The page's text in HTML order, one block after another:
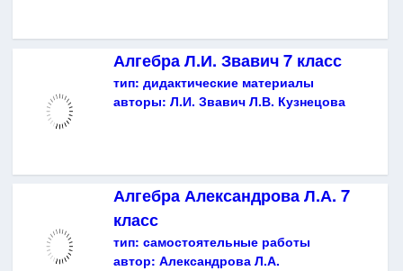
Алгебра Л.И. Звавич 7 класс
тип: дидактические материалы
авторы: Л.И. Звавич Л.В. Кузнецова
Алгебра Александрова Л.А. 7
класс
тип: самостоятельные работы
автор: Александрова Л.А.